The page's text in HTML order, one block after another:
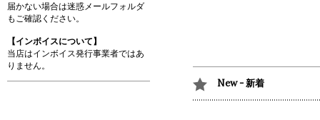
New - 新着
届かない場合は迷惑メールフォルダ
もご確認ください。
【インボイスについて】
当店はインボイス発行事業者ではあ
りません。